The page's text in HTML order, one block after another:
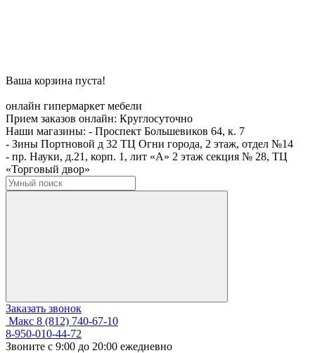
Ваша корзина пуста!
онлайн гипермаркет мебели
Прием заказов онлайн: Круглосуточно
Наши магазины: - Проспект Большевиков 64, к. 7
- Зины Портновой д 32 ТЦ Огни города, 2 этаж, отдел №14
- пр. Науки, д.21, корп. 1, лит «А» 2 этаж секция № 28, ТЦ
«Торговый двор»
Заказать звонок
Макс 8 (812) 740-67-10
8-950-010-44-72
Звоните с 9:00 до 20:00 ежедневно